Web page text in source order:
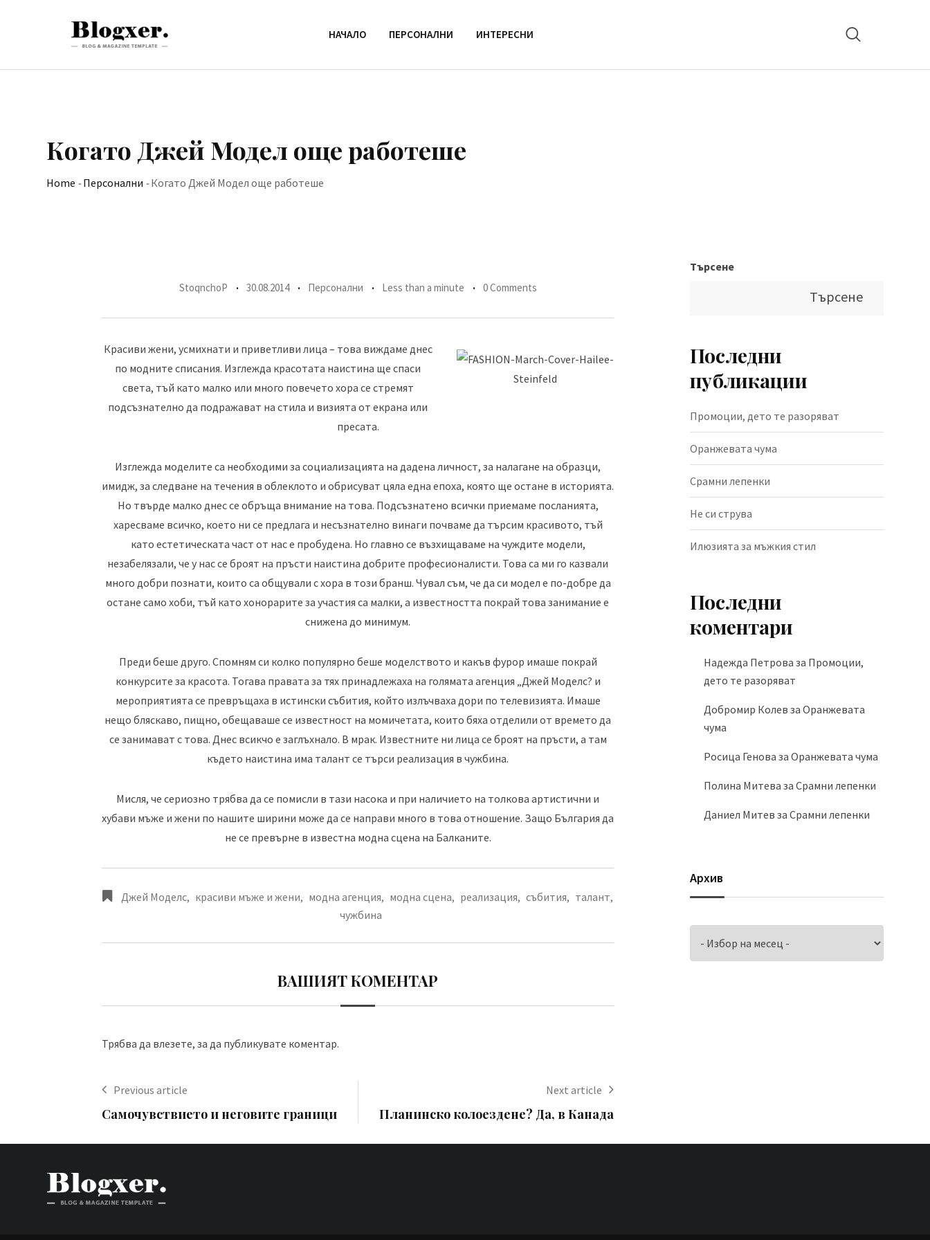
НАЧАЛО ПЕРСОНАЛНИ ИНТЕРЕСНИ
Когато Джей Модел още работеше
Home -Персонални -Когато Джей Модел още работеше
StoqnchoP 30.08.2014 Персонални Less than a minute 0 Comments
Красиви жени, усмихнати и приветливи лица – това виждаме днес
по модните списания. Изглежда красотата наистина ще спаси
света, тъй като малко или много повечето хора се стремят
подсъзнателно да подражават на стила и визията от екрана или
пресата.
Изглежда моделите са необходими за социализацията на дадена личност, за налагане на образци,
имидж, за следване на течения в облеклото и обрисуват цяла една епоха, която ще остане в историята.
Но твърде малко днес се обръща внимание на това. Подсъзнатено всички приемаме посланията,
харесваме всичко, което ни се предлага и несъзнателно винаги почваме да търсим красивото, тъй
като естетическата част от нас е пробудена. Но главно се възхищаваме на чуждите модели,
незабелязали, че у нас се броят на пръсти наистина добрите професионалисти. Това са ми го казвали
много добри познати, които са общували с хора в този бранш. Чувал съм, че да си модел е по-добре да
остане само хоби, тъй като хонорарите за участия са малки, а известността покрай това занимание е
снижена до минимум.
Преди беше друго. Спомням си колко популярно беше моделството и какъв фурор имаше покрай
конкурсите за красота. Тогава правата за тях принадлежаха на голямата агенция „Джей Моделс? и
мероприятията се превръщаха в истински събития, който излъчваха дори по телевизията. Имаше
нещо бляскаво, пищно, обещаваше се известност на момичетата, които бяха отделили от времето да
се занимават с това. Днес всикчо е заглъхнало. В мрак. Известните ни лица се броят на пръсти, а там
където наистина има талант се търси реализация в чужбина.
Мисля, че сериозно трябва да се помисли в тази насока и при наличието на толкова артистични и
хубави мъже и жени по нашите ширини може да се направи много в това отношение. Защо България да
не се превърне в известна модна сцена на Балканите.
Джей Моделс, красиви мъже и жени, модна агенция, модна сцена, реализация, събития, талант,
чужбина
ВАШИЯТ КОМЕНТАР
Трябва да влезете, за да публикувате коментар.
Previous article
Самочувствието и неговите граници
Next article
Планинско колоездене? Да, в Канада
Търсене
Търсене
Последни
публикации
Промоции, дето те разоряват
Оранжевата чума
Срамни лепенки
Не си струва
Илюзията за мъжкия стил
Последни
коментари
Надежда Петрова за Промоции,
дето те разоряват
Добромир Колев за Оранжевата
чума
Росица Генова за Оранжевата чума
Полина Митева за Срамни лепенки
Даниел Митев за Срамни лепенки
Архив
Архив